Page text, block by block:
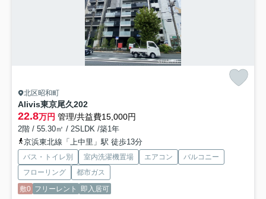
北区昭和町
Alivis東京尾久202
22.8万円 管理/共益費15,000円
2階 / 55.30㎡ / 2SLDK /築1年
京浜東北線「上中里」駅 徒歩13分
バス・トイレ別 室内洗濯機置場 エアコン
バルコニー
フローリング
都市ガス
敷0 フリーレント 即入居可